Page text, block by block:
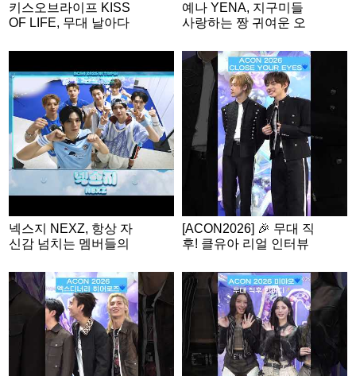
키스오브라이프 KISS
OF LIFE, 무대 날아다
CON 2026 밸런스게
임|‘Would you rather’ g
ame | ENG SUB #ACO
N2026
예나 YENA, 지구미들
사랑하는 짱 귀여운 오
스게임 | ‘Would you rat
her’ game | ENG SUB
#ACON2026
넥스지 NEXZ, 항상 자
신감 넘치는 멤버들의
2026 밸런스게임 | ‘Wo
uld you rather’ game |
ENG SUB #ACON202
[ACON2026] 🎉 무대 직
후! 클유아 리얼 인터뷰